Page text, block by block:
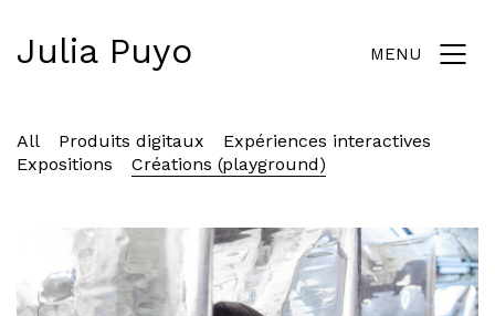
Julia Puyo MENU
All Produits digitaux
Expériences interactives
Expositions
Créations (playground)